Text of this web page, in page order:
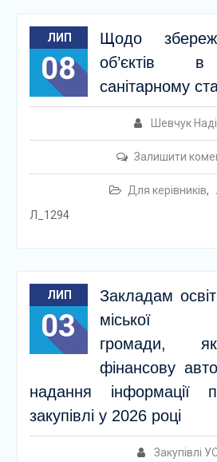
ЛИП
08
Щодо
об’єктів
санітарному
Шевчук
Залишити
Для керівників,
Л_1294
ЛИП
03
Закладам
міської
громади,
фінансову
надання інформації
закупівлі у 2026 році
Закупівлі